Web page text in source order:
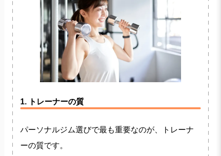
1. トレーナーの質
パーソナルジム選びで最も重要なのが、トレーナ
ーの質です。